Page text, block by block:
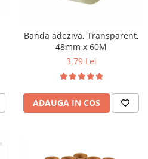
Banda adeziva, Transparent,
48mm x 60M
3,79 Lei
ADAUGA IN COS